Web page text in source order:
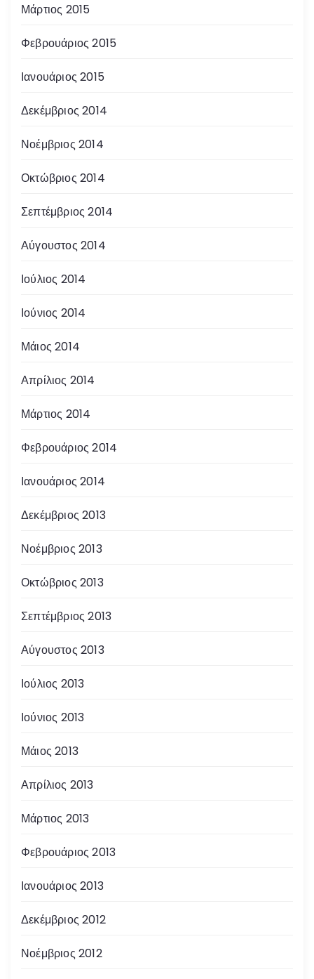
Μάρτιος 2015
Φεβρουάριος 2015
Ιανουάριος 2015
Δεκέμβριος 2014
Νοέμβριος 2014
Οκτώβριος 2014
Σεπτέμβριος 2014
Αύγουστος 2014
Ιούλιος 2014
Ιούνιος 2014
Μάιος 2014
Απρίλιος 2014
Μάρτιος 2014
Φεβρουάριος 2014
Ιανουάριος 2014
Δεκέμβριος 2013
Νοέμβριος 2013
Οκτώβριος 2013
Σεπτέμβριος 2013
Αύγουστος 2013
Ιούλιος 2013
Ιούνιος 2013
Μάιος 2013
Απρίλιος 2013
Μάρτιος 2013
Φεβρουάριος 2013
Ιανουάριος 2013
Δεκέμβριος 2012
Νοέμβριος 2012